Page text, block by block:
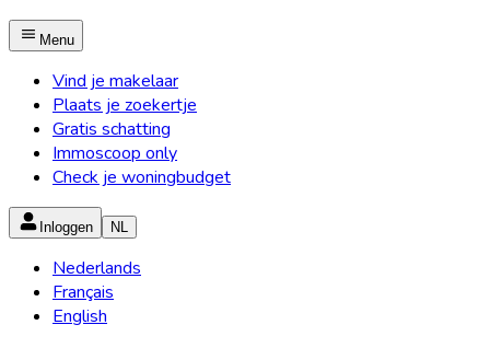
Menu
Vind je makelaar
Plaats je zoekertje
Gratis schatting
Immoscoop only
Check je woningbudget
Inloggen NL
Nederlands
Français
English